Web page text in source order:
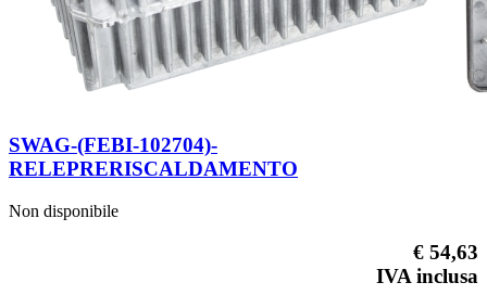
SWAG-(FEBI-102704)-
RELEPRERISCALDAMENTO
Non disponibile
€ 54,63
IVA inclusa